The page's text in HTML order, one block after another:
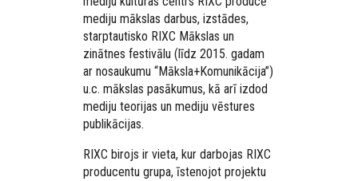
mediju mākslas darbus, izstādes,
starptautisko RIXC Mākslas un
zinātnes festivālu (līdz 2015. gadam
ar nosaukumu “Māksla+Komunikācija”)
u.c. mākslas pasākumus, kā arī izdod
mediju teorijas un mediju vēstures
publikācijas.
RIXC birojs ir vieta, kur darbojas RIXC
producentu grupa, īstenojot projektu